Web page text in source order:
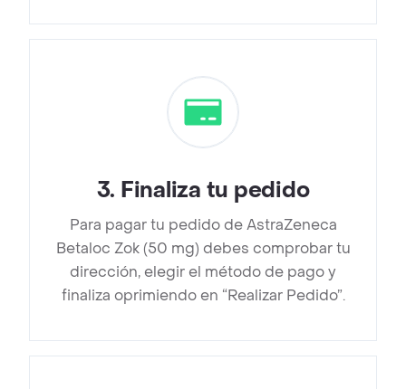
3. Finaliza tu pedido
Para pagar tu pedido de AstraZeneca
Betaloc Zok (50 mg) debes comprobar tu
dirección, elegir el método de pago y
finaliza oprimiendo en “Realizar Pedido”.